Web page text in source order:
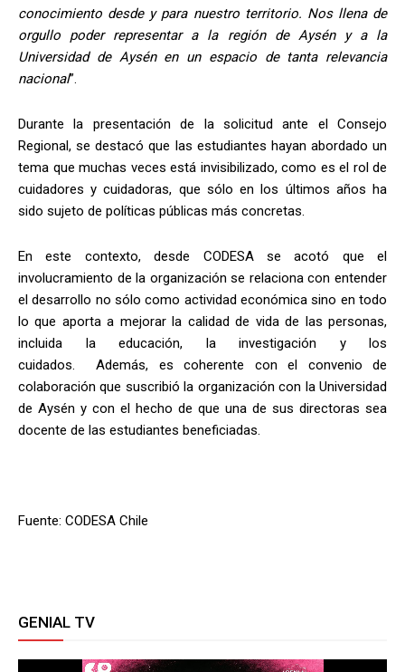
conocimiento desde y para nuestro territorio. Nos llena de
orgullo poder representar a la región de Aysén y a la
Universidad de Aysén en un espacio de tanta relevancia
nacional”.
Durante la presentación de la solicitud ante el Consejo
Regional, se destacó que las estudiantes hayan abordado un
tema que muchas veces está invisibilizado, como es el rol de
cuidadores y cuidadoras, que sólo en los últimos años ha
sido sujeto de políticas públicas más concretas.
En este contexto, desde CODESA se acotó que el
involucramiento de la organización se relaciona con entender
el desarrollo no sólo como actividad económica sino en todo
lo que aporta a mejorar la calidad de vida de las personas,
incluida la educación, la investigación y los
cuidados. Además, es coherente con el convenio de
colaboración que suscribió la organización con la Universidad
de Aysén y con el hecho de que una de sus directoras sea
docente de las estudiantes beneficiadas.
Fuente: CODESA Chile
GENIAL TV